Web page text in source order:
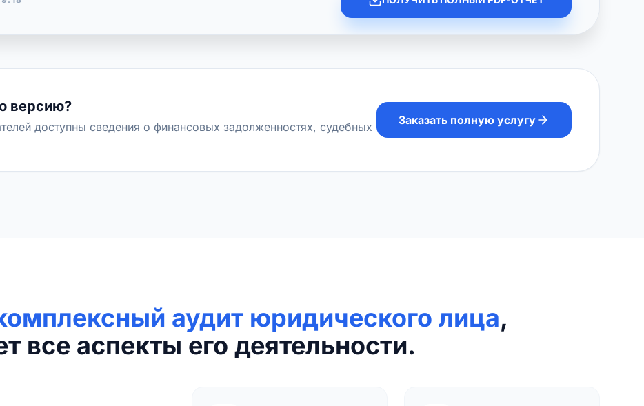
версию?
доступны сведения о финансовых задолженностях, судебных
Заказать полную услугу
аудит юридического лица,
все аспекты его деятельности.